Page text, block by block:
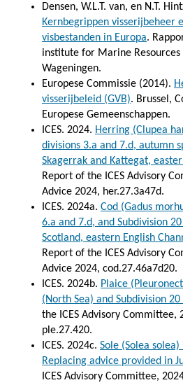
Densen, W.L.T. van, en N.T.
Kernbegrippen visserijbeheer
visbestanden in Europa.
institute for Marine Resources
Wageningen.
Europese Commissie (2014).
visserijbeleid (GVB). Brussel,
Europese Gemeenschappen.
ICES. 2024. Herring (Clupea
divisions 3.a and 7.d, autumn
Skagerrak and Kattegat,
Report of the ICES Advisory
Advice 2024, her.27.3a47d.
ICES. 2024a. Cod (Gadus
6.a and 7.d, and Subdivision
Scotland, eastern English
Report of the ICES Advisory
Advice 2024, cod.27.46a7d20.
ICES. 2024b. Plaice
(North Sea) and Subdivision
the ICES Advisory Committee,
ple.27.420.
ICES. 2024c. Sole (Solea
Replacing advice provided in
ICES Advisory Committee,